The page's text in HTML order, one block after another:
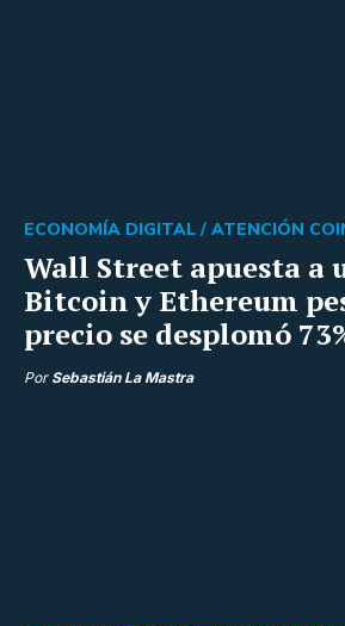
Wall Street apuesta a
Bitcoin y Ethereum
precio se desplomó
ECONOMÍA DIGITAL / ATENCIÓN
Por Sebastián La Mastra